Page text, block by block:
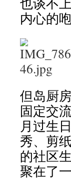
内心的
但岛厨
固定交
月过生
秀、剪
的社区
聚在了一